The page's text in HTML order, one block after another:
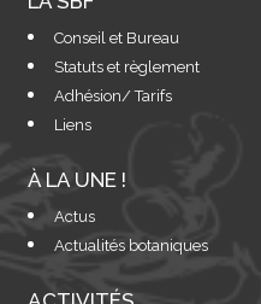
Conseil et Bureau
Statuts et règlement
Adhésion/ Tarifs
Liens
À LA UNE !
Actus
Actualités botaniques